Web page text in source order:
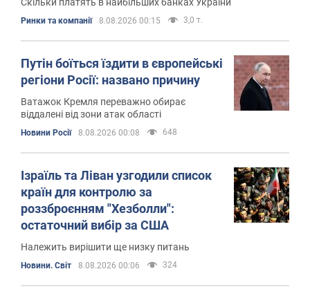
Ринки та компанії 8.08.2026 00:15 3,0 т.
Путін боїться їздити в європейські
регіони Росії: названо причину
Ватажок Кремля переважно обирає
віддалені від зони атак області
Новини Росії 8.08.2026 00:08 648
Ізраїль та Ліван узгодили список
країн для контролю за
роззброєнням "Хезболли":
остаточний вибір за США
Належить вирішити ще низку питань
Новини. Світ 8.08.2026 00:06 324